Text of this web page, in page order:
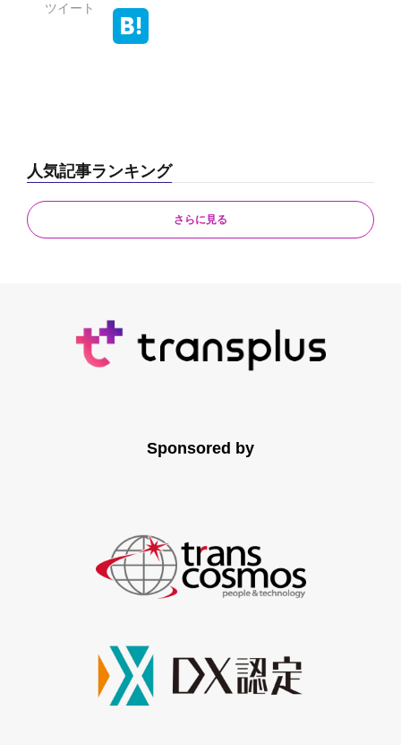
ツイート
人気記事ランキング
さらに見る
Sponsored by